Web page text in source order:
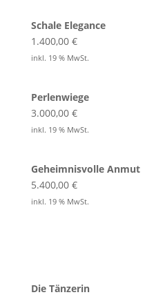
Schale Elegance
1.400,00 €
inkl. 19 % MwSt.
Perlenwiege
3.000,00 €
inkl. 19 % MwSt.
Geheimnisvolle Anmut
5.400,00 €
inkl. 19 % MwSt.
Die Tänzerin